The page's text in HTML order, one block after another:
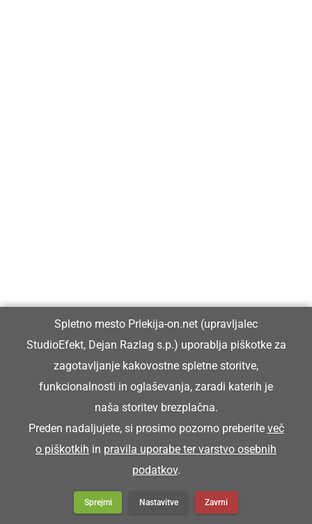
Spletno mesto Prlekija-on.net (upravljalec
StudioEfekt, Dejan Razlag s.p.) uporablja piškotke za
zagotavljanje kakovostne spletne storitve,
funkcionalnosti in oglaševanja, zaradi katerih je
naša storitev brezplačna.
Preden nadaljujete, si prosimo pozorno preberite več
o piškotkih in pravila uporabe ter varstvo osebnih
podatkov.
Sprejmi Nastavitve Zavrni